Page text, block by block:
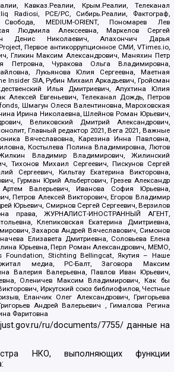
Кавказ.Реалии, Крым.Реалии, Телеканал
Radiosi, PCE/PC, Сибирь.Реалии, Фактограф,
MEDIUM-ORIENT, Пономарев Лев
Людмила Алексеевна, Маркелов Сергей
Денис Николаевич, Апахончич Дарья
Первое антикоррупционное СМИ, VTimes.io,
Гликин Максим Александрович, Маняхин Петр
Петровна, Чуракова Ольга Владимировна,
Лукьянова Юлия Сергеевна, Маетная
Insider SIA, Рубин Михаил Аркадьевич, Гройсман
Илья Дмитриевич, Апухтина Юлия
Алексей Евгеньевич, Телеканал Дождь, Петров
Шмагун Олеся Валентиновна, Мароховская
Ирина Николаевна, Шлейнов Роман Юрьевич,
Великовский Дмитрий Александрович,
Главный редактор 2021, Вега 2021, Важные
Вячеславовна, Карезина Инна Павловна,
Костылева Полина Владимировна, Лютов
Владимир Владимирович, Жилинский
Тихонов Михаил Сергеевич, Пискунов Сергей
Сергеевич, Кильтау Екатерина Викторовна,
Гурман Юрий Альбертович, Грезев Александр
Валерьевич, Иванова София Юрьевна,
Петров Алексей Викторович, Егоров Владимир
Юрьевич, Смирнов Сергей Сергеевич, Верзилов
права, ЖУРНАЛИСТ-ИНОСТРАННЫЙ АГЕНТ,
Клепиковская Екатерина Дмитриевна,
Захаров Андрей Вячеславович, Симонов
Елизавета Дмитриевна, Соловьева Елена
Юрьевна, Перл Роман Александрович, МЕМО,
Foundation, Stichting Bellingcat, Якутия – Наше
медиа, РС-Балт, Заговора Максим
Валерия Валерьевна, Павлов Иван Юрьевич,
Оленичев Максим Владимирович, Как бы
Иркутский союз библиофилов, Честные
Еланчик Олег Александрович, Григорьева
Андрей Валерьевич , Гималова Регина
Фаритовна
ru/documents/7755/ данные на
НКО, выполняющих функции